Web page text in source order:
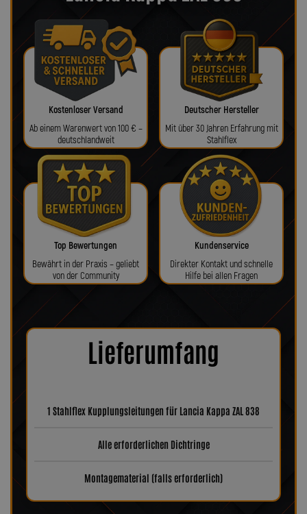
Kostenloser Versand
Ab einem Warenwert von 100 € –
deutschlandweit
Deutscher Hersteller
Mit über 30 Jahren Erfahrung mit
Stahlflex
Top Bewertungen
Bewährt in der Praxis – geliebt
von der Community
Kundenservice
Direkter Kontakt und schnelle
Hilfe bei allen Fragen
Lieferumfang
1 Stahlflex Kupplungsleitungen für Lancia Kappa ZAL 838
Alle erforderlichen Dichtringe
Montagematerial (falls erforderlich)